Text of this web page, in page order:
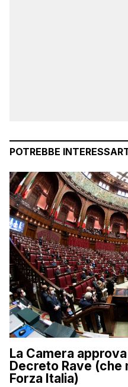
POTREBBE
La Camera
Decreto Rave (che
Forza Italia)